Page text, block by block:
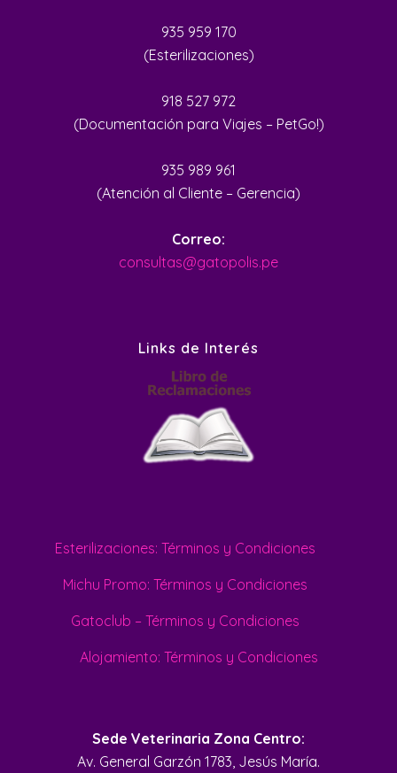
935 959 170
(Esterilizaciones)
918 527 972
(Documentación para Viajes – PetGo!)
935 989 961
(Atención al Cliente – Gerencia)
Correo:
consultas@gatopolis.pe
Links de Interés
Esterilizaciones: Términos y Condiciones
Michu Promo: Términos y Condiciones
Gatoclub – Términos y Condiciones
Alojamiento: Términos y Condiciones
Sede Veterinaria Zona Centro:
Av. General Garzón 1783, Jesús María.